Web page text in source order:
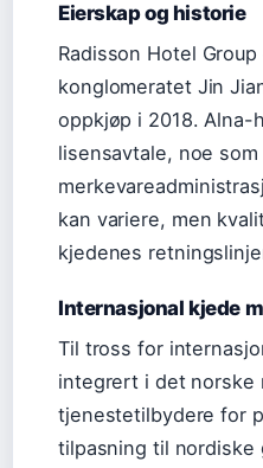
Eierskap og historie
Radisson Hotel
konglomeratet Jin
oppkjøp i 2018.
lisensavtale, noe
kan variere, men
kjedenes
Internasjonal kjede
Til tross for
integrert i det norske
tjenestetilbydere for
tilpasning til nordiske